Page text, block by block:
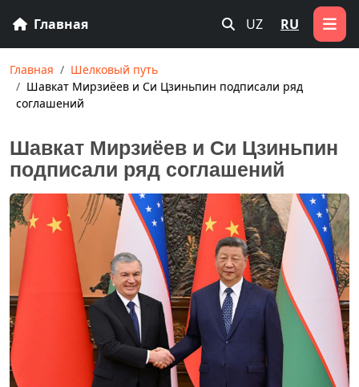
Главная UZ RU
Главная
Шелковый путь
Шавкат Мирзиёев и Си Цзиньпин подписали ряд
соглашений
Шавкат Мирзиёев и Си Цзиньпин
подписали ряд соглашений